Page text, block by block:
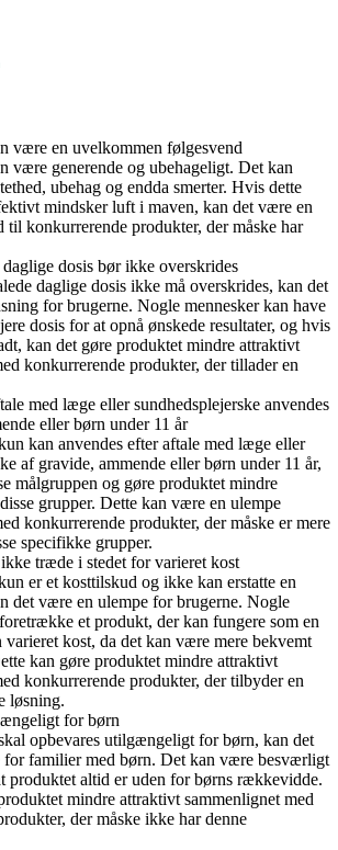
være en uvelkommen følgesvend
være generende og ubehageligt. Det kan
ubehag og endda smerter. Hvis dette
mindsker luft i maven, kan det være en
til konkurrerende produkter, der måske har
dosis bør ikke overskrides
daglige dosis ikke må overskrides, kan det
for brugerne. Nogle mennesker kan have
dosis for at opnå ønskede resultater, og hvis
kan det gøre produktet mindre attraktivt
konkurrerende produkter, der tillader en
med læge eller sundhedsplejerske anvendes
eller børn under 11 år
kan anvendes efter aftale med læge eller
af gravide, ammende eller børn under 11 år,
målgruppen og gøre produktet mindre
grupper. Dette kan være en ulempe
konkurrerende produkter, der måske er mere
specifikke grupper.
træde i stedet for varieret kost
er et kosttilskud og ikke kan erstatte en
det være en ulempe for brugerne. Nogle
et produkt, der kan fungere som en
varieret kost, da det kan være mere bekvemt
kan gøre produktet mindre attraktivt
konkurrerende produkter, der tilbyder en
løsning.
for børn
opbevares utilgængeligt for børn, kan det
for familier med børn. Det kan være besværligt
produktet altid er uden for børns rækkevidde.
mindre attraktivt sammenlignet med
der måske ikke har denne